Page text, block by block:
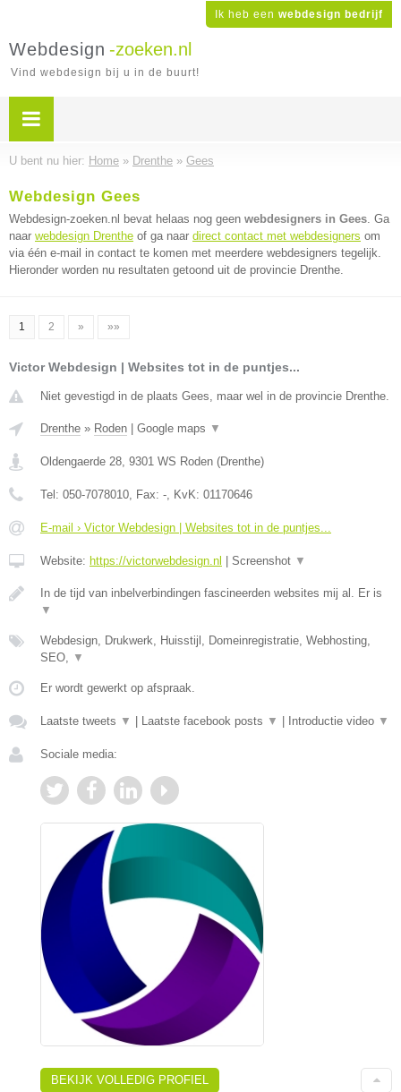
Ik heb een webdesign bedrijf
Webdesign -zoeken.nl
Vind webdesign bij u in de buurt!
U bent nu hier: Home » Drenthe » Gees
Webdesign Gees
Webdesign-zoeken.nl bevat helaas nog geen webdesigners in Gees. Ga
naar webdesign Drenthe of ga naar direct contact met webdesigners om
via één e-mail in contact te komen met meerdere webdesigners tegelijk.
Hieronder worden nu resultaten getoond uit de provincie Drenthe.
1 2 » »»
Victor Webdesign | Websites tot in de puntjes...
Niet gevestigd in de plaats Gees, maar wel in de provincie Drenthe.
Drenthe » Roden Google maps ▼
Oldengaerde 28, 9301 WS Roden (Drenthe)
Tel: 050-7078010, Fax: -, KvK: 01170646
E-mail › Victor Webdesign | Websites tot in de puntjes...
Website: https://victorwebdesign.nl Screenshot ▼
In de tijd van inbelverbindingen fascineerden websites mij al. Er is
▼
Webdesign, Drukwerk, Huisstijl, Domeinregistratie, Webhosting,
SEO, ▼
Er wordt gewerkt op afspraak.
Laatste tweets ▼ Laatste facebook posts ▼ Introductie video ▼
Sociale media:
BEKIJK VOLLEDIG PROFIEL